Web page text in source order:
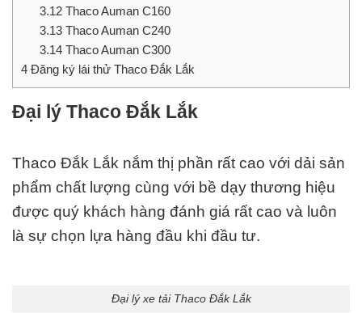
3.12Thaco Auman C160
3.13Thaco Auman C240
3.14Thaco Auman C300
4 Đăng ký lái thử Thaco Đắk Lắk
Đại lý Thaco Đắk Lắk
Thaco Đắk Lắk nắm thị phần rất cao với dải sản
phẩm chất lượng cùng với bề dạy thương hiệu
được quý khách hàng đánh giá rất cao và luôn
là sự chọn lựa hàng đầu khi đầu tư.
Đại lý xe tải Thaco Đắk Lắk